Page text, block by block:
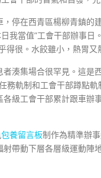
停在西青區楊柳青鎮的
我當值”工會干部辦事
很。水餃雖小，熱胃又
者湊集場合很罕見。這
務軌制和工會干部蹲點
級工會干部累計跟車辦
包養留言板制作為精準辦
帶動下層各層級運動陣